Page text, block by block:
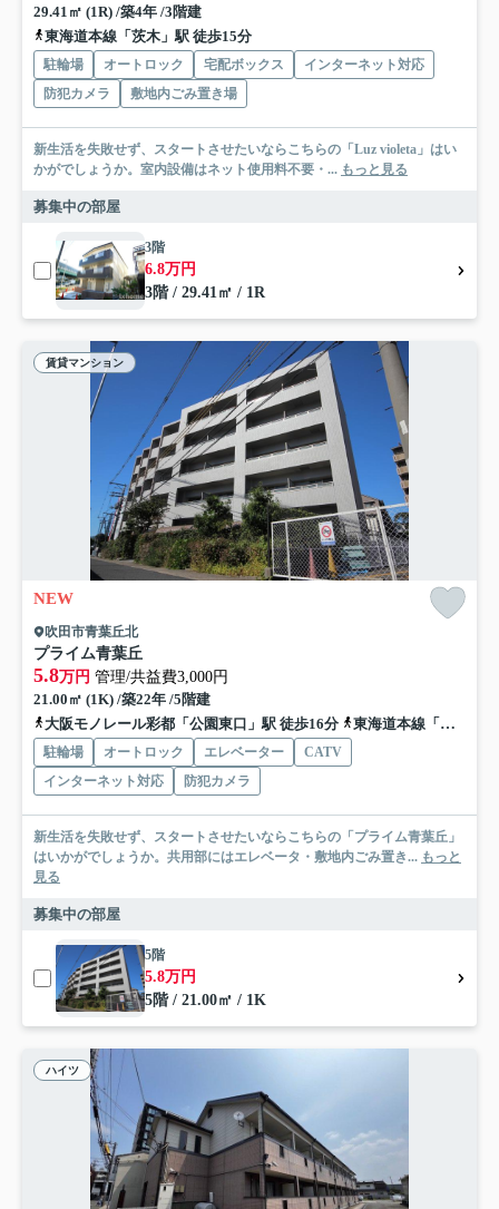
29.41㎡ (1R) /築4年 /3階建
東海道本線「茨木」駅 徒歩15分
駐輪場 オートロック 宅配ボックス
インターネット対応
防犯カメラ
敷地内ごみ置き場
新生活を失敗せず、スタートさせたいならこちらの「Luz violeta」はい
かがでしょうか。室内設備はネット使用料不要・... もっと見る
募集中の部屋
3階
6.8万円
3階 / 29.41㎡ / 1R
賃貸マンション
NEW
吹田市青葉丘北
プライム青葉丘
5.8万円 管理/共益費3,000円
21.00㎡ (1K) /築22年 /5階建
大阪モノレール彩都「公園東口」駅 徒歩16分
東海道本線「茨木」駅 徒歩21分
駐輪場 オートロック エレベーター
CATV
インターネット対応
防犯カメラ
新生活を失敗せず、スタートさせたいならこちらの「プライム青葉丘」
はいかがでしょうか。共用部にはエレベータ・敷地内ごみ置き... もっと
見る
募集中の部屋
5階
5.8万円
5階 / 21.00㎡ / 1K
ハイツ